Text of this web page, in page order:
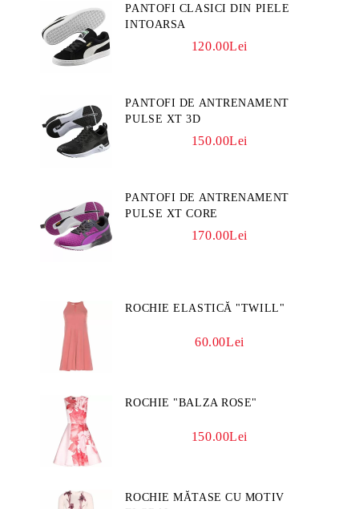
PANTOFI CLASICI DIN PIELE
INTOARSA
120.00Lei
PANTOFI DE ANTRENAMENT
PULSE XT 3D
150.00Lei
PANTOFI DE ANTRENAMENT
PULSE XT CORE
170.00Lei
ROCHIE ELASTICĂ "TWILL"
60.00Lei
ROCHIE "BALZA ROSE"
150.00Lei
ROCHIE MĂTASE CU MOTIV